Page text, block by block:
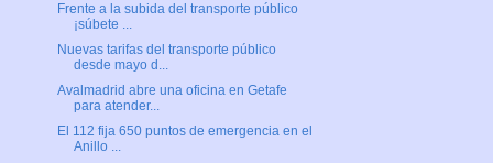
Frente a la subida del transporte público
¡súbete ...
Nuevas tarifas del transporte público
desde mayo d...
Avalmadrid abre una oficina en Getafe
para atender...
El 112 fija 650 puntos de emergencia en el
Anillo ...